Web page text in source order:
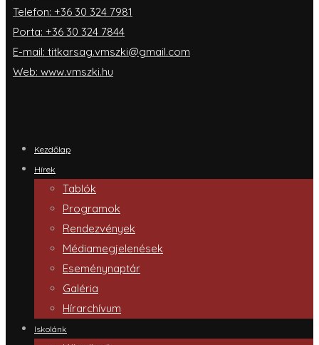
Telefon: +36 30 324 7981
Porta: +36 30 324 7844
E-mail: titkarsag.vmszki@gmail.com
Web: www.vmszki.hu
Kezdőlap
Hírek
Tablók
Programok
Rendezvények
Médiamegjelenések
Eseménynaptár
Galéria
Hírarchívum
Iskolánk